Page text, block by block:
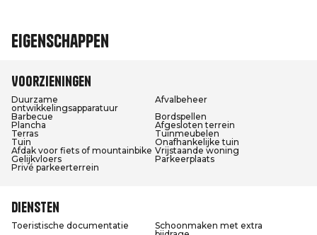
Eigenschappen
Voorzieningen
Duurzame
ontwikkelingsapparatuur
Afvalbeheer
Barbecue
Bordspellen
Plancha
Afgesloten terrein
Terras
Tuinmeubelen
Tuin
Onafhankelijke tuin
Afdak voor fiets of mountainbike Vrijstaande woning
Gelijkvloers
Parkeerplaats
Privé parkeerterrein
Diensten
Toeristische documentatie
Schoonmaken met extra